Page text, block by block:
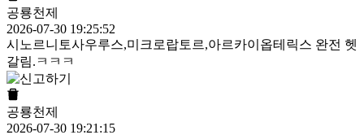
공룡천제
2026-07-30 19:25:52
시노르니토사우루스,미크로랍토르,아르카이옵테릭스 완전 헷
갈림.ㅋㅋㅋ
공룡천제
2026-07-30 19:21:15